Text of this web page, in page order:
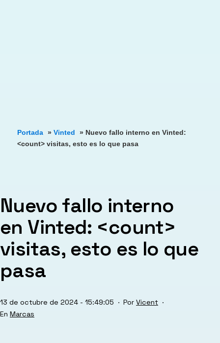
Portada » Vinted » Nuevo fallo interno en Vinted:
<count> visitas, esto es lo que pasa
Nuevo fallo interno
en Vinted: <count>
visitas, esto es lo que
pasa
Publicada
el
13 de octubre de 2024 - 15:49:05 Por Vicent
Categorizado
Marcas